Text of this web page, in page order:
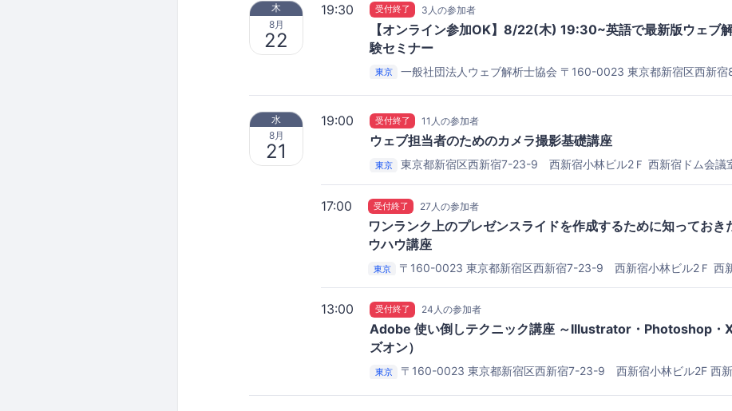
木
8月
22
19:30 受付終了 3人の参加者
【オンライン参加OK】8/22(木) 19:30~英語で最新版ウェブ
験セミナー
東京
一般社団法人ウェブ解析士協会 〒160-0023 東京都新宿区西新
水
8月
21
19:00 受付終了 11人の参加者
ウェブ担当者のためのカメラ撮影基礎講座
東京 東京都新宿区西新宿7-23-9 西新宿小林ビル2Ｆ 西新宿ドム会議
17:00 受付終了 27人の参加者
ワンランク上のプレゼンスライドを作成するために知っておき
ウハウ講座
東京 〒160-0023 東京都新宿区西新宿7-23-9 西新宿小林ビル2Ｆ 西
13:00 受付終了 24人の参加者
Adobe 使い倒しテクニック講座 ～Illustrator・Photoshop・
ズオン）
東京 〒160-0023 東京都新宿区西新宿7-23-9 西新宿小林ビル2F 西